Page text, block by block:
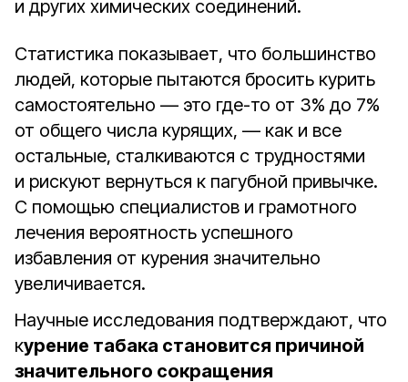
и других химических соединений.
Статистика показывает, что большинство
людей, которые пытаются бросить курить
самостоятельно — это где-то от 3% до 7%
от общего числа курящих, — как и все
остальные, сталкиваются с трудностями
и рискуют вернуться к пагубной привычке.
С помощью специалистов и грамотного
лечения вероятность успешного
избавления от курения значительно
увеличивается.
Научные исследования подтверждают, что
курение табака становится причиной
значительного сокращения